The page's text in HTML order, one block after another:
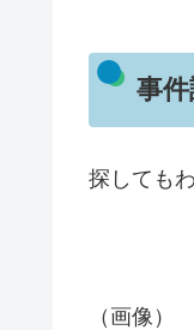
事件
探しても
（画像）